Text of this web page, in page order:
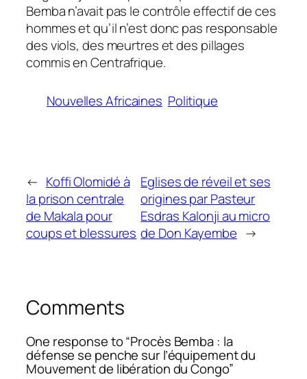
Bemba n’avait pas le contrôle effectif de ces
hommes et qu’il n’est donc pas responsable
des viols, des meurtres et des pillages
commis en Centrafrique.
Nouvelles Africaines Politique
← Koffi Olomidé à
la prison centrale
de Makala pour
coups et blessures
Eglises de réveil et ses
origines par Pasteur
Esdras Kalonji au micro
de Don Kayembe →
Comments
One response to “Procès Bemba : la
défense se penche sur l’équipement du
Mouvement de libération du Congo”